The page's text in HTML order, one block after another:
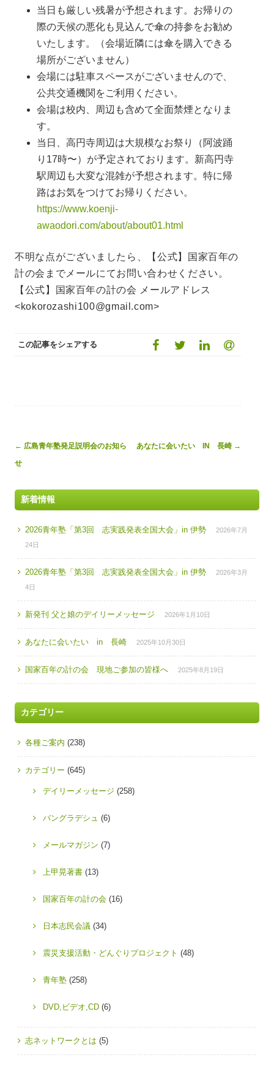
当日も厳しい残暑が予想されます。お帰りの
際の天候の悪化も見込んで傘の持参をお勧め
いたします。（会場近隣には傘を購入できる
場所がございません）
会場には駐車スペースがございませんので、
公共交通機関をご利用ください。
会場は校内、周辺も含めて全面禁煙となりま
す。
当日、高円寺周辺は大規模なお祭り（阿波踊
り17時〜）が予定されております。新高円寺
駅周辺も大変な混雑が予想されます。特に帰
路はお気をつけてお帰りください。
https://www.koenji-
awaodori.com/about/about01.html
不明な点がございましたら、【公式】国家百年の
計の会までメールにてお問い合わせください。
【公式】国家百年の計の会 メールアドレス
<kokorozashi100@gmail.com>
この記事をシェアする
Post
navigation
← 広島青年塾発足説明会のお知ら
せ
あなたに会いたい IN 長崎 →
新着情報
2026青年塾「第3回 志実践発表全国大会」in 伊勢
2026年7月
24日
2026青年塾「第3回 志実践発表全国大会」in 伊勢
2026年3月
4日
新発刊 父と娘のデイリーメッセージ 2026年1月10日
あなたに会いたい in 長崎 2025年10月30日
国家百年の計の会 現地ご参加の皆様へ 2025年8月19日
カテゴリー
各種ご案内 (238)
カテゴリー (645)
デイリーメッセージ (258)
バングラデシュ (6)
メールマガジン (7)
上甲晃著書 (13)
国家百年の計の会 (16)
日本志民会議 (34)
震災支援活動・どんぐりプロジェクト (48)
青年塾 (258)
DVD,ビデオ,CD (6)
志ネットワークとは (5)